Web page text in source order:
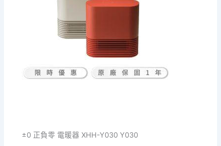
±0 正負零 電暖器 XHH-Y030 Y030